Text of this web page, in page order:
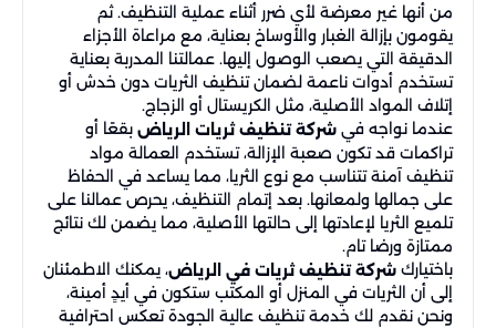
من أنها غير معرضة لأي ضرر أثناء عملية التنظيف. ثم
يقومون بإزالة الغبار والأوساخ بعناية، مع مراعاة الأجزاء
الدقيقة التي يصعب الوصول إليها. عمالتنا المدربة بعناية
تستخدم أدوات ناعمة لضمان تنظيف الثريات دون خدش أو
إتلاف المواد الأصلية، مثل الكريستال أو الزجاج.
عندما نواجه في شركة تنظيف ثريات الرياض بقعًا أو
تراكمات قد تكون صعبة الإزالة، تستخدم العمالة مواد
تنظيف آمنة تتناسب مع نوع الثريا، مما يساعد في الحفاظ
على جمالها ولمعانها. بعد إتمام التنظيف، يحرص عمالنا على
تلميع الثريا لإعادتها إلى حالتها الأصلية، مما يضمن لك نتائج
ممتازة ورضا تام.
باختيارك شركة تنظيف ثريات في الرياض، يمكنك الاطمئنان
إلى أن الثريات في المنزل أو المكتب ستكون في أيدٍ أمينة،
ونحن نقدم لك خدمة تنظيف عالية الجودة تعكس احترافية